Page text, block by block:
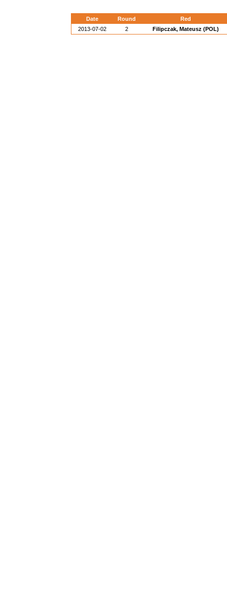
Date Round
Red
2013-07-02
2 Filipczak, Mateusz (POL)